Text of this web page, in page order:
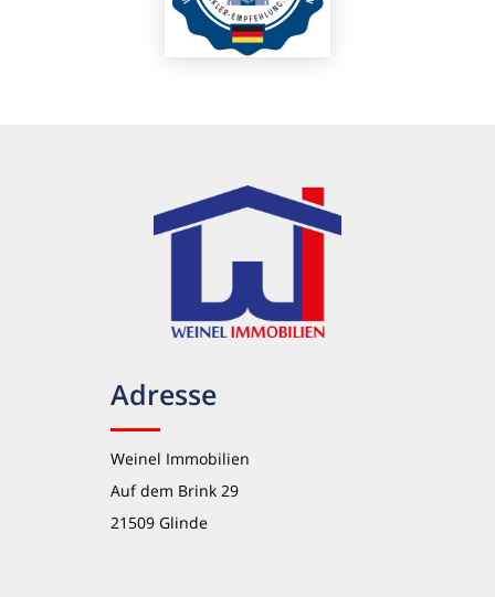
Adresse
Weinel Immobilien
Auf dem Brink 29
21509 Glinde